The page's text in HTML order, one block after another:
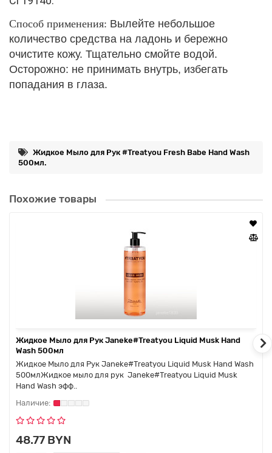
Способ применения: Вылейте небольшое
количество средства на ладонь и бережно
очистите кожу. Тщательно смойте водой.
Осторожно: не принимать внутрь, избегать
попадания в глаза.
Жидкое Мыло для Рук #Treatyou Fresh Babe Hand Wash
500мл.
Похожие товары
Жидкое Мыло для Рук Janeke#Treatyou Liquid Musk Hand
Wash 500мл
Жидкое Мыло для Рук Janeke#Treatyou Liquid Musk Hand Wash
500млЖидкое мыло для рук Janeke#Treatyou Liquid Musk
Hand Wash эфф..
48.77 BYN